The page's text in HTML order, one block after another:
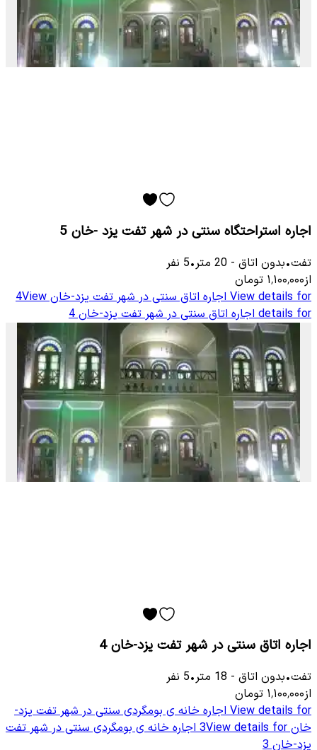
اجاره استراحتگاه سنتی در شهر تفت یزد -خان 5
تفت•بدون اتاق -
20 متر•
5 نفر
از۱٬۱۰۰٬۰۰۰ تومان
View details for اجاره اتاق سنتی در شهر تفت یزد-خان 4View
details for اجاره اتاق سنتی در شهر تفت یزد-خان 4
اجاره اتاق سنتی در شهر تفت یزد-خان 4
تفت•بدون اتاق -
18 متر•
5 نفر
از۱٬۱۰۰٬۰۰۰ تومان
View details for اجاره خانه ی بومگردی سنتی در شهر تفت یزد-
خان 3View details for اجاره خانه ی بومگردی سنتی در شهر تفت
یزد-خان 3